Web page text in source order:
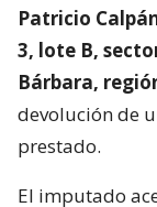
Patricio
3, lote B,
Bárbara,
devolución de
prestado.
El imputado